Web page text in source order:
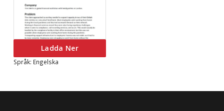
Ladda Ner
Språk: Engelska